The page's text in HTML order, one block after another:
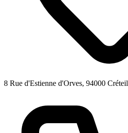
8 Rue d'Estienne d'Orves, 94000 Créteil